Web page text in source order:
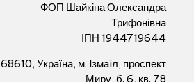
ФОП Шайкіна Олександра
Трифонівна
ІПН 1944719644
68610, Україна, м. Iзмаïл, проспект
Миру, б. 6, кв. 78